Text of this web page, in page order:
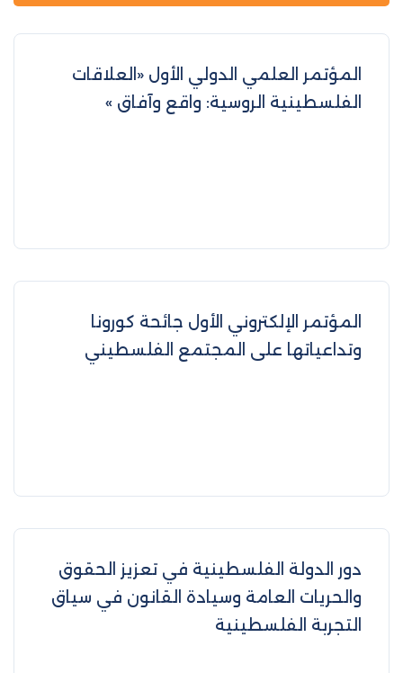
المؤتمر العلمي الدولي الأول «العلاقات
الفلسطينية الروسية: واقع وآفاق »
المؤتمر الإلكتروني الأول جائحة كورونا
وتداعياتها على المجتمع الفلسطيني
دور الدولة الفلسطينية في تعزيز الحقوق
والحريات العامة وسيادة القانون في سياق
التجربة الفلسطينية